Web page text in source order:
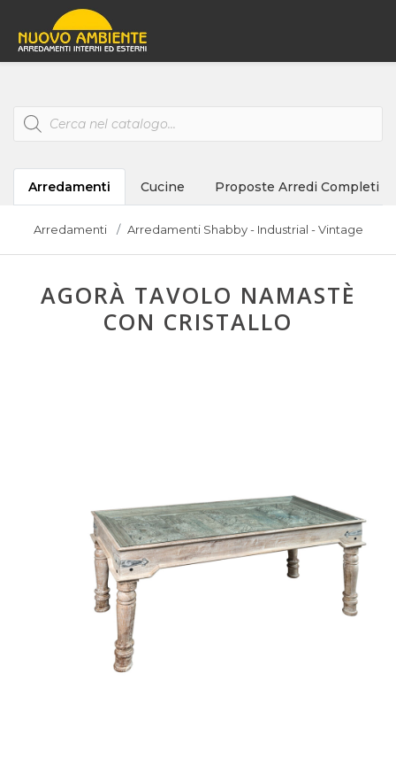
Products
search
Arredamenti Cucine Proposte Arredi Completi
Arredamenti Arredamenti Shabby - Industrial - Vintage
AGORÀ TAVOLO NAMASTÈ
CON CRISTALLO